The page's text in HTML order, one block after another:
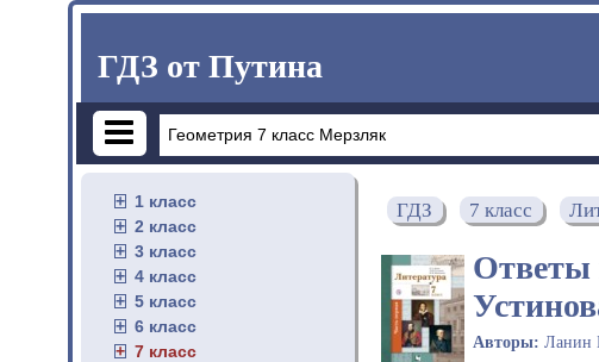
ГДЗ от Путина
1 класс
2 класс
3 класс
4 класс
5 класс
6 класс
7 класс
ГДЗ 7 класс
Ответы
Авторы: Ланин